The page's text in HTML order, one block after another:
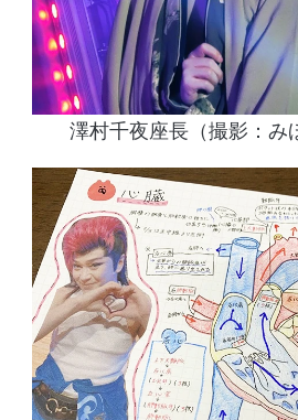
澤村千夜座長（撮影：み